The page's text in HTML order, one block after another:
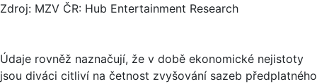
Zdroj: MZV ČR: Hub Entertainment Research
Údaje rovněž naznačují, že v době ekonomické nejistoty
jsou diváci citliví na četnost zvyšování sazeb předplatného